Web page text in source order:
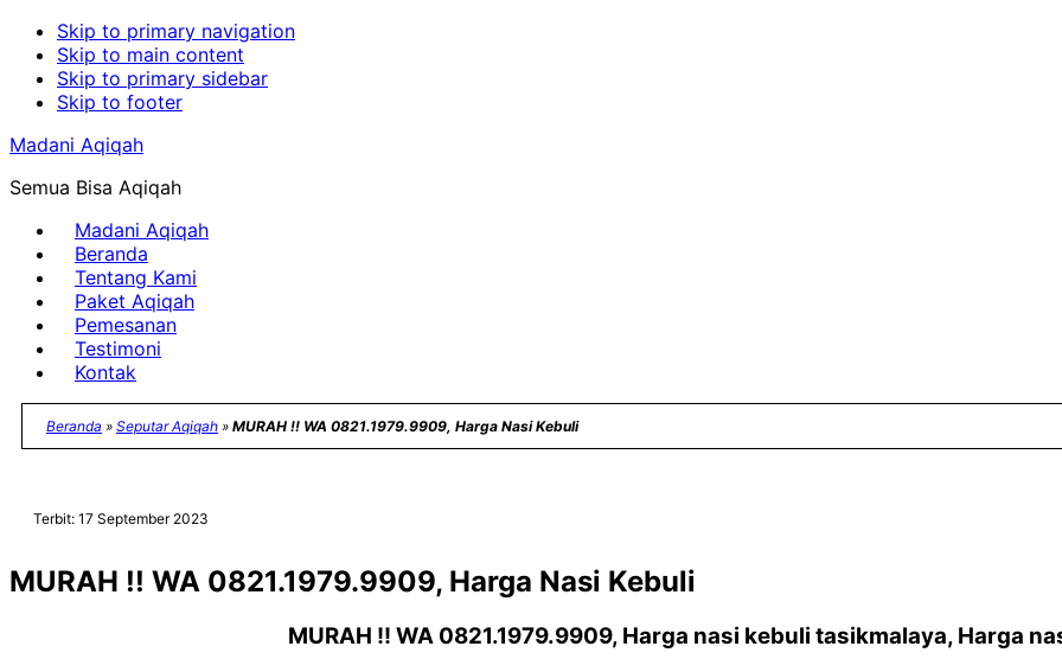
Skip to primary navigation
Skip to main content
Skip to primary sidebar
Skip to footer
Madani Aqiqah
Semua Bisa Aqiqah
Madani Aqiqah
Beranda
Tentang Kami
Paket Aqiqah
Pemesanan
Testimoni
Kontak
Beranda » Seputar Aqiqah » MURAH !! WA 0821.1979.9909, Harga Nasi Kebuli
Terbit: 17 September 2023
MURAH !! WA 0821.1979.9909, Harga Nasi Kebuli
MURAH !! WA 0821.1979.9909, Harga nasi kebuli tasikmalaya, Harga